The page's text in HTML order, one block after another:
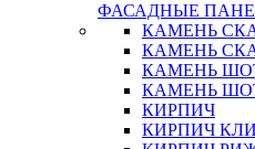
ФАСАДНЫЕ
КАМЕНЬ
КАМЕНЬ
КАМЕНЬ
КАМЕНЬ
КИРПИЧ
КИРПИЧ